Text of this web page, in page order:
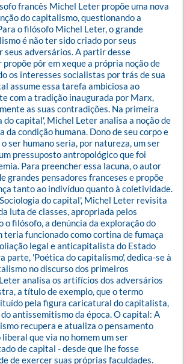
francês Michel Leter propõe uma nova
do capitalismo, questionando a
o filósofo Michel Leter, o grande
é não ter sido criado por seus
seus adversários. A partir desse
pôr em xeque a própria noção de
os interesses socialistas por trás de sua
assume essa tarefa ambiciosa ao
com a tradição inaugurada por Marx,
as suas contradições. Na primeira
capital', Michel Leter analisa a noção de
da condição humana. Dono de seu corpo e
ser humano seria, por natureza, um ser
pressuposto antropológico que foi
Para preencher essa lacuna, o autor
grandes pensadores franceses e propõe
tanto ao indivíduo quanto à coletividade.
do capital', Michel Leter revisita
luta de classes, apropriada pelos
o filósofo, a denúncia da exploração do
teria funcionado como cortina de fumaça
legal e anticapitalista do Estado
parte, 'Poética do capitalismo', dedica-se à
no discurso dos primeiros
analisa os artifícios dos adversários
a título de exemplo, que o termo
pela figura caricatural do capitalista,
antissemitismo da época. O capital: A
recupera e atualiza o pensamento
que via no homem um ser
de capital - desde que lhe fosse
de exercer suas próprias faculdades.